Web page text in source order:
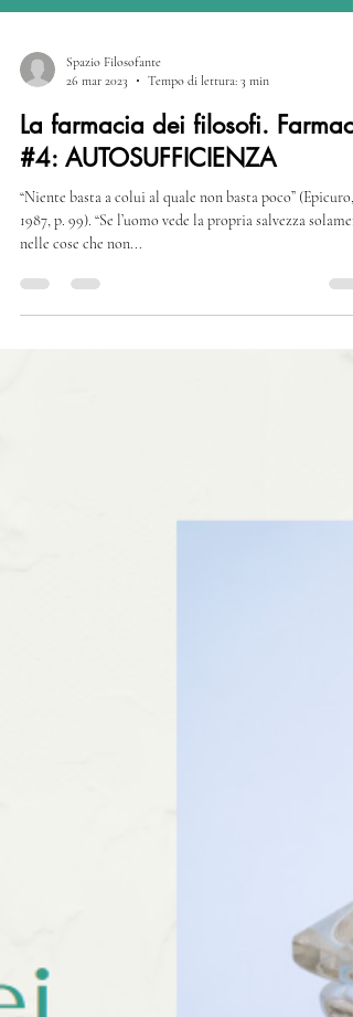
26 mar 2023
Tempo di lettura: 3 min
La farmacia dei filosofi. Farmaco
#4: AUTOSUFFICIENZA
“Niente basta a colui al quale non basta poco” (Epicuro,
nelle cose che non...